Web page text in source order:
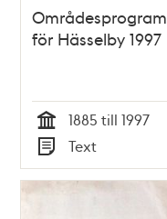
Områdesprogram
för Hässelby 1997
Tid
1885 till 1997
Typ
Text